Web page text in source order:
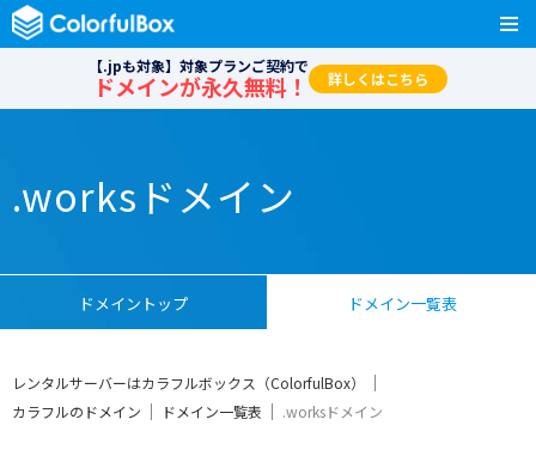
【.jpも対象】対象プランご契約で
ドメインが永久無料！ 詳しくはこちら
.worksドメイン
ドメイントップ ドメイン一覧表
レンタルサーバーはカラフルボックス（ColorfulBox）
カラフルのドメイン
ドメイン一覧表 .worksドメイン